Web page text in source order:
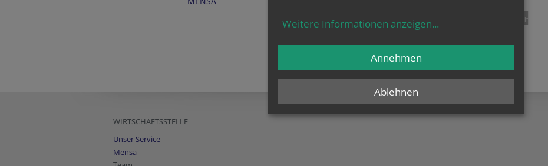
teilen tweet pin it
WIRTSCHAFTSSTELLE
Unser Service
Mensa
Weitere Informationen anzeigen...
Ablehnen
Annehmen